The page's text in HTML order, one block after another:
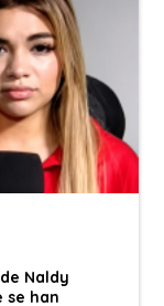
Naldy
se han